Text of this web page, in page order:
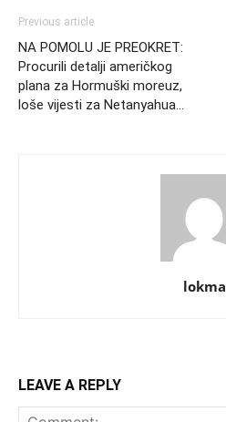
Previous article
NA POMOLU JE PREOKRET:
Procurili detalji američkog
plana za Hormuški moreuz,
loše vijesti za Netanyahua…
lokma
LEAVE A REPLY